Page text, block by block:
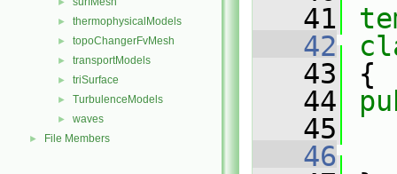
► thermophysicalModels
► topoChangerFvMesh
► transportModels
► triSurface
► TurbulenceModels
► waves
► File Members
   41
   42
   43
{
   44
   45
   46